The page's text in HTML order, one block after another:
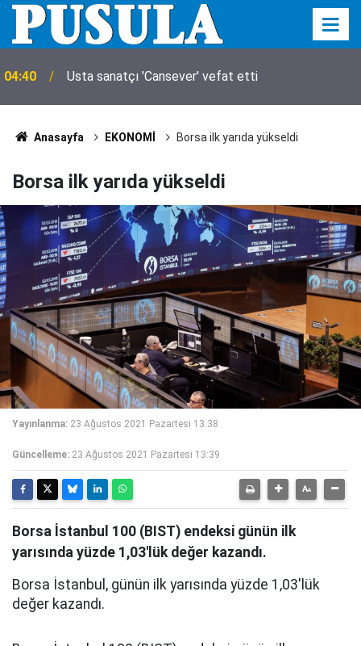
04:40 Usta sanatçı 'Cansever' vefat etti
Anasayfa EKONOMİ Borsa ilk yarıda yükseldi
Borsa ilk yarıda yükseldi
Yayınlanma: 23 Ağustos 2021 Pazartesi 13:38
Güncelleme: 23 Ağustos 2021 Pazartesi 13:39
Borsa İstanbul 100 (BIST) endeksi günün ilk
yarısında yüzde 1,03'lük değer kazandı.
Borsa İstanbul, günün ilk yarısında yüzde 1,03'lük
değer kazandı.